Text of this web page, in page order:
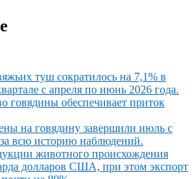
туш сократилось на 7,1% в
с апреля по июнь 2026 года.
говядины обеспечивает приток
на говядину завершили июль с
всю историю наблюдений.
животного происхождения
долларов США, при этом экспорт